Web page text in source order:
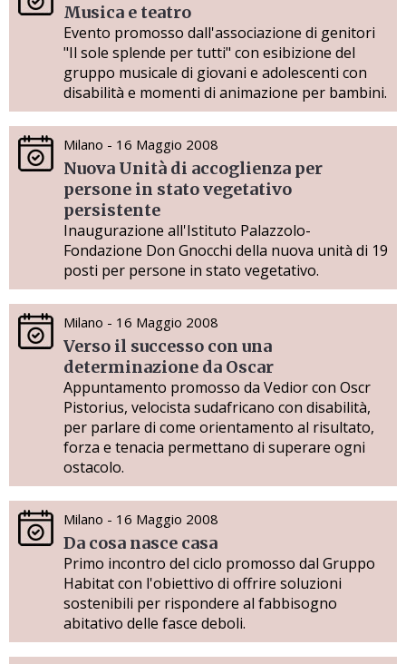
Musica e teatro
Evento promosso dall'associazione di genitori
"Il sole splende per tutti" con esibizione del
gruppo musicale di giovani e adolescenti con
disabilità e momenti di animazione per bambini.
Milano - 16 Maggio 2008
Nuova Unità di accoglienza per
persone in stato vegetativo
persistente
Inaugurazione all'Istituto Palazzolo-
Fondazione Don Gnocchi della nuova unità di 19
posti per persone in stato vegetativo.
Milano - 16 Maggio 2008
Verso il successo con una
determinazione da Oscar
Appuntamento promosso da Vedior con Oscr
Pistorius, velocista sudafricano con disabilità,
per parlare di come orientamento al risultato,
forza e tenacia permettano di superare ogni
ostacolo.
Milano - 16 Maggio 2008
Da cosa nasce casa
Primo incontro del ciclo promosso dal Gruppo
Habitat con l'obiettivo di offrire soluzioni
sostenibili per rispondere al fabbisogno
abitativo delle fasce deboli.